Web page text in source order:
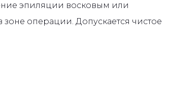
эпиляции восковым или
зоне операции. Допускается чистое